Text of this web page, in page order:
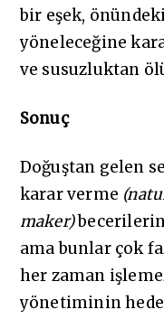
bir eşek,
yöneleceğine
ve susuzluktan
Sonuç
Doğuştan gelen
karar verme
maker)
ama bunlar çok
her zaman
yönetiminin